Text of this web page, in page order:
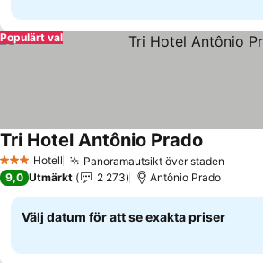
Populärt val
3 StjärnorHotell Panoramautsikt över staden
Tri Hotel Antônio Prado
9,0 Utmärkt 2 273 Antônio Prado
Välj datum för att se exakta priser